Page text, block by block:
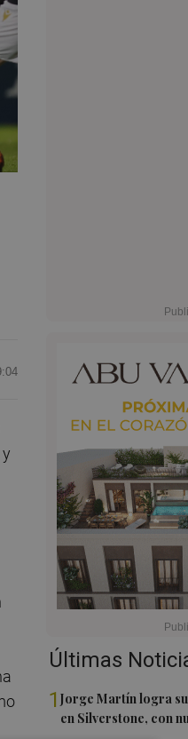
Últimas
1Jorge Martín logra
en Silverstone, con